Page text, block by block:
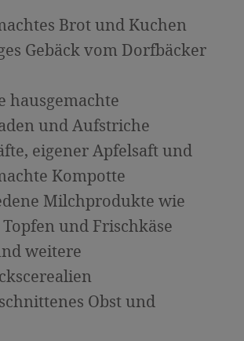
Brot und Kuchen
Gebäck vom Dorfbäcker
hausgemachte
und Aufstriche
eigener Apfelsaft und
Kompotte
Milchprodukte wie
und Frischkäse
weitere
Obst und